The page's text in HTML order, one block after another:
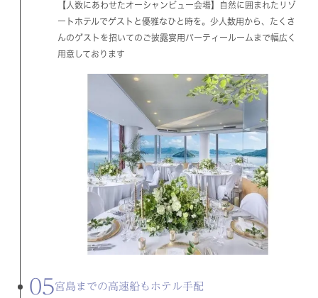
【人数にあわせたオーシャンビュー会場】自然に囲まれたリゾ
ートホテルでゲストと優雅なひと時を。少人数用から、たくさ
んのゲストを招いてのご披露宴用パーティールームまで幅広く
用意しております
05宮島までの高速船もホテル手配